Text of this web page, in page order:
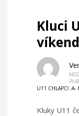
Kluci
U11 CHLAPCI -A-
Kluky U11